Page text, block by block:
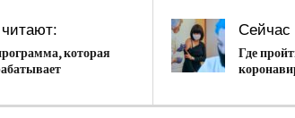
которая
Сейчас
Где